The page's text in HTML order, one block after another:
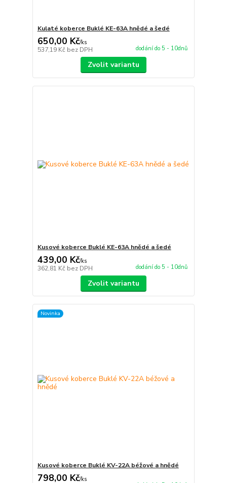
Kulaté koberce Buklé KE-63A hnědé a šedé
650,00 Kč/ks
537,19 Kč bez DPH dodání do 5 - 10dnů
Zvolit variantu
Kusové koberce Buklé KE-63A hnědé a šedé
439,00 Kč/ks
362,81 Kč bez DPH dodání do 5 - 10dnů
Zvolit variantu
Novinka
Kusové koberce Buklé KV-22A béžové a hnědé
798,00 Kč/ks